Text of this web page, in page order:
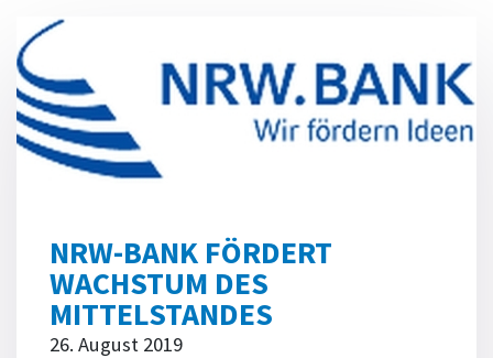
NRW-BANK FÖRDERT
WACHSTUM DES
MITTELSTANDES
26. August 2019